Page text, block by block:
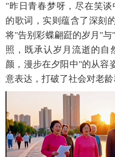
"昨日青春梦呀，尽在笑
的歌词，实则蕴含了深刻
将"告别彩蝶翩跹的岁月"
照，既承认岁月流逝的自
颜，漫步在夕阳中"的从容
意表达，打破了社会对老龄